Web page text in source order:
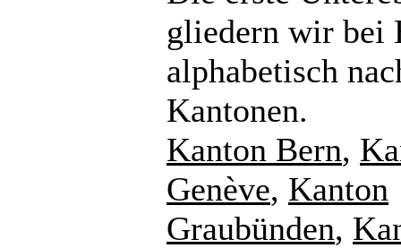
gliedern wir bei
alphabetisch
Kantonen.
Kanton Bern,
Genève, Kanton
Graubünden,